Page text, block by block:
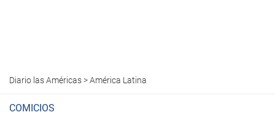
Diario las Américas>América Latina
COMICIOS